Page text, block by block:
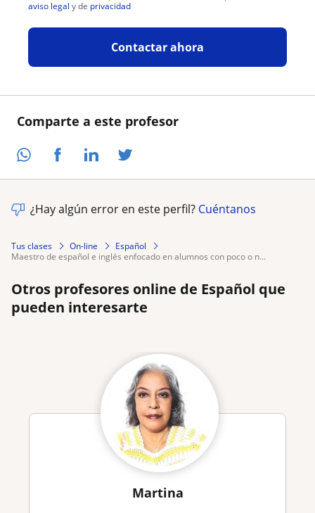
Comparte a este profesor
aviso legal y de privacidad
Contactar ahora
¿Hay algún error en este perfil? Cuéntanos
Tus clases On-line
Español
maestro de español e inglés enfocado en alumnos con poco o n...
Otros profesores online de Español que
pueden interesarte
Martina